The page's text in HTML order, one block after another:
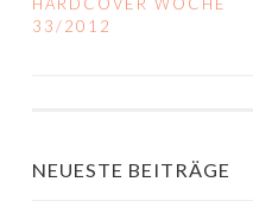
NAVIGATION
33/2012
NEUESTE BEITRÄGE